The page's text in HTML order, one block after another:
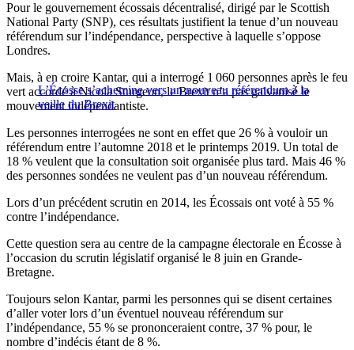
Pour le gouvernement écossais décentralisé, dirigé par le Scottish
National Party (SNP), ces résultats justifient la tenue d’un nouveau
référendum sur l’indépendance, perspective à laquelle s’oppose
Londres.
L’Écosse s’achemine vers un nouveau référendum à la
veille du Brexit
Mais, à en croire Kantar, qui a interrogé 1 060 personnes après le feu
vert accordé à Nicola Sturgeon, le Brexit n’a pas galvanisé le
mouvement indépendantiste.
Les personnes interrogées ne sont en effet que 26 % à vouloir un
référendum entre l’automne 2018 et le printemps 2019. Un total de
18 % veulent que la consultation soit organisée plus tard. Mais 46 %
des personnes sondées ne veulent pas d’un nouveau référendum.
Lors d’un précédent scrutin en 2014, les Écossais ont voté à 55 %
contre l’indépendance.
Cette question sera au centre de la campagne électorale en Écosse à
l’occasion du scrutin législatif organisé le 8 juin en Grande-
Bretagne.
Toujours selon Kantar, parmi les personnes qui se disent certaines
d’aller voter lors d’un éventuel nouveau référendum sur
l’indépendance, 55 % se prononceraient contre, 37 % pour, le
nombre d’indécis étant de 8 %.